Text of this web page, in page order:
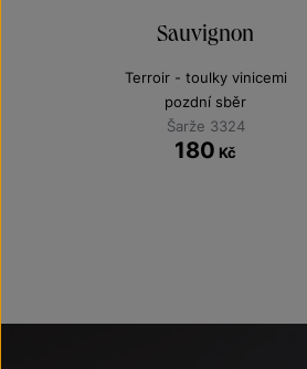
Sauvignon
Terroir - toulky vinicemi
pozdní sběr
Šarže 3324
180 Kč